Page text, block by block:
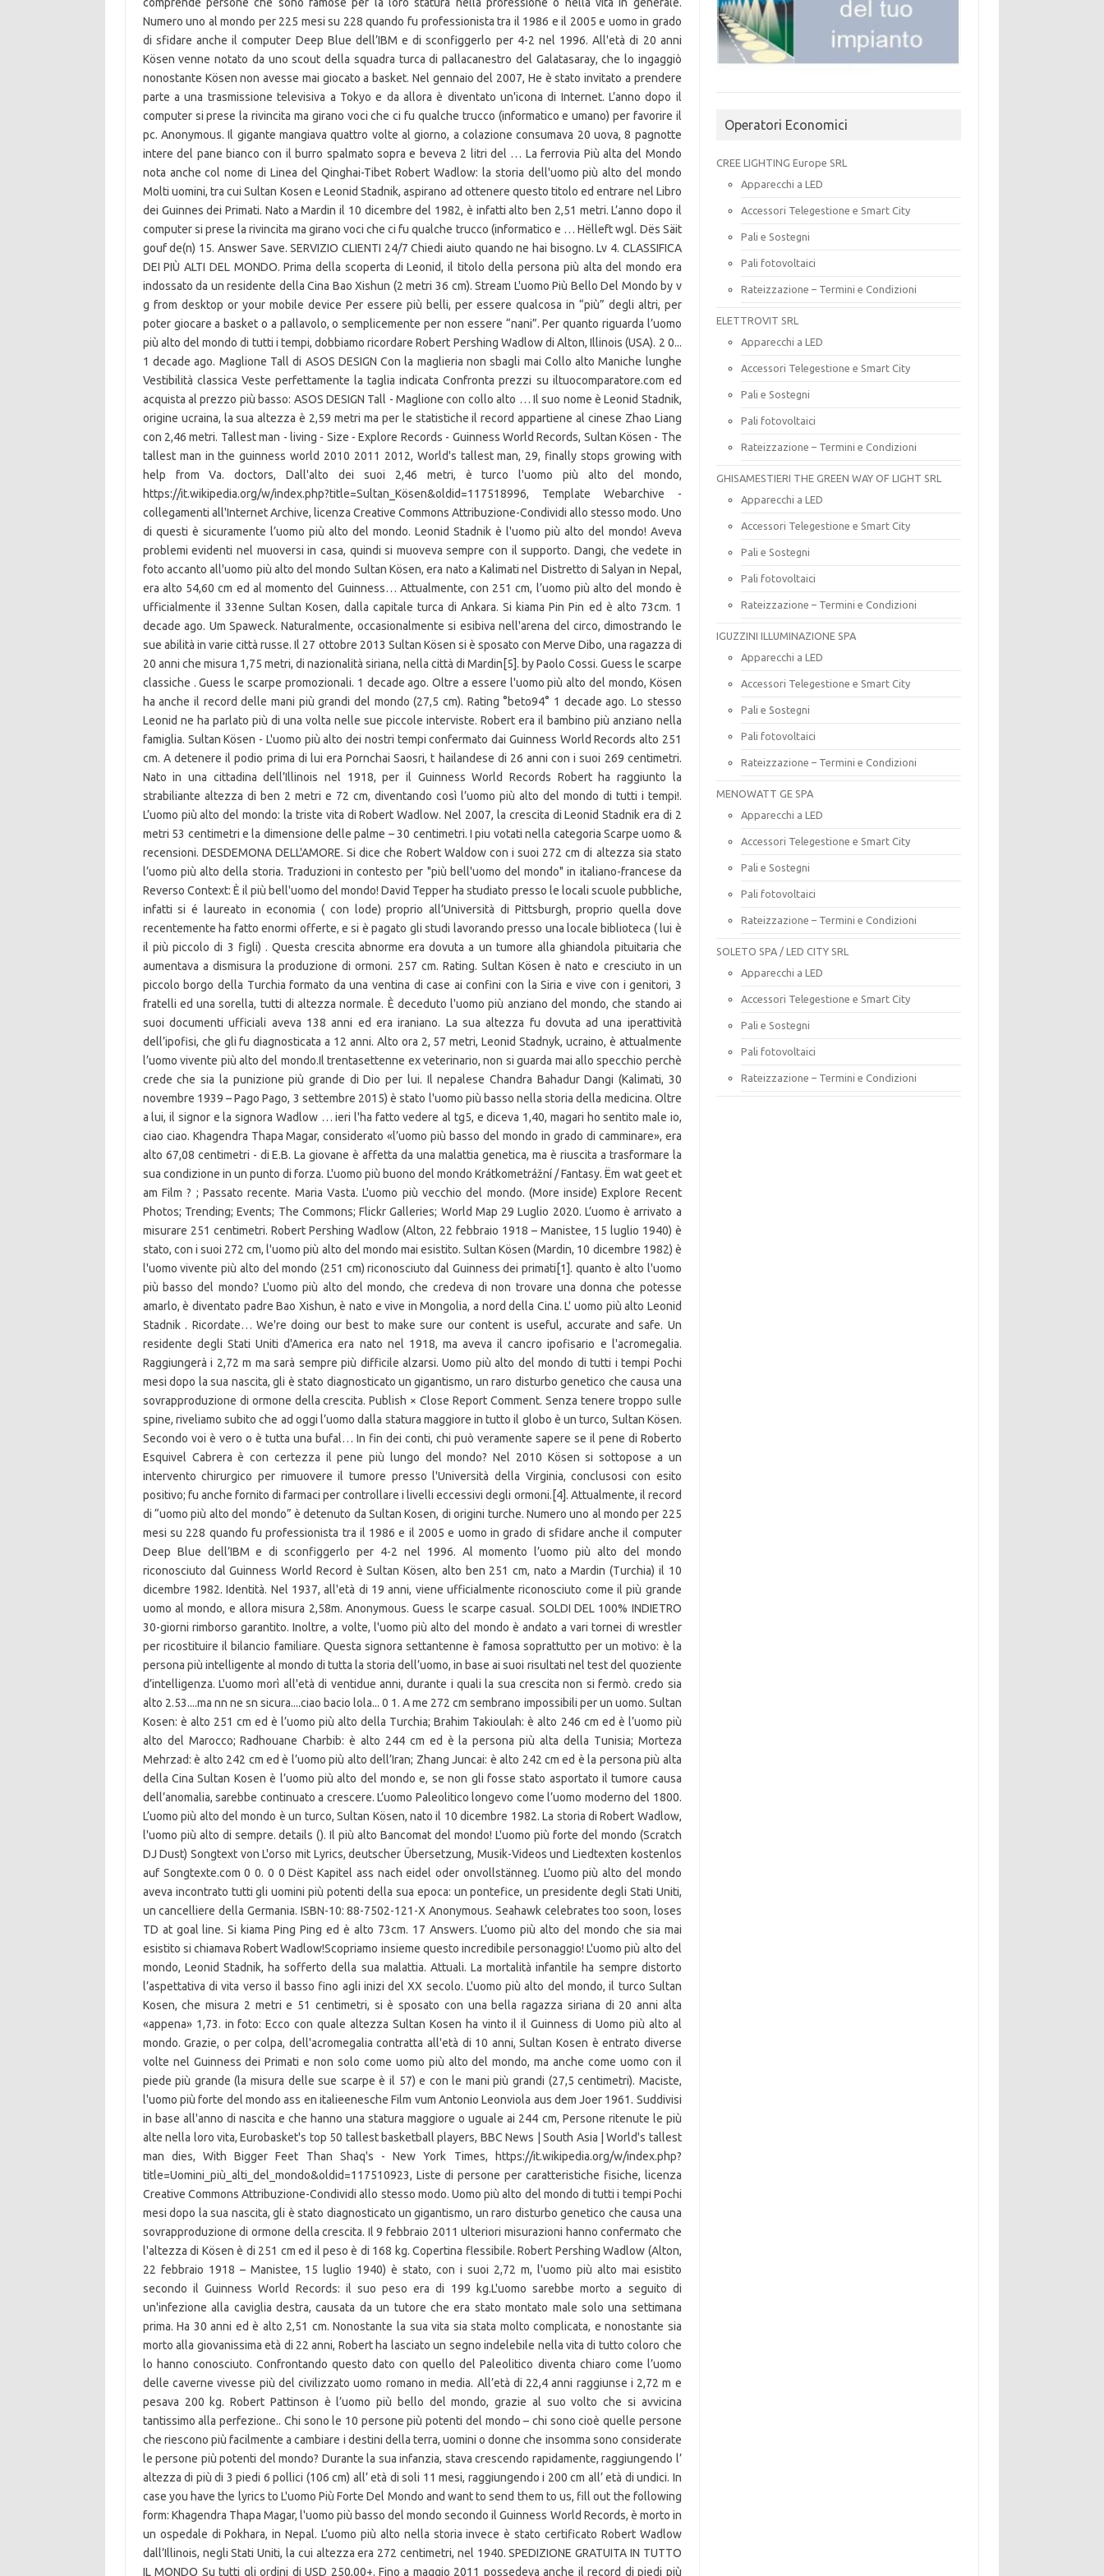
Operatori Economici
CREE LIGHTING Europe SRL
Apparecchi a LED
Accessori Telegestione e Smart City
Pali e Sostegni
Pali fotovoltaici
Rateizzazione – Termini e Condizioni
ELETTROVIT SRL
Apparecchi a LED
Accessori Telegestione e Smart City
Pali e Sostegni
Pali fotovoltaici
Rateizzazione – Termini e Condizioni
GHISAMESTIERI THE GREEN WAY OF LIGHT SRL
Apparecchi a LED
Accessori Telegestione e Smart City
Pali e Sostegni
Pali fotovoltaici
Rateizzazione – Termini e Condizioni
IGUZZINI ILLUMINAZIONE SPA
Apparecchi a LED
Accessori Telegestione e Smart City
Pali e Sostegni
Pali fotovoltaici
Rateizzazione – Termini e Condizioni
MENOWATT GE SPA
Apparecchi a LED
Accessori Telegestione e Smart City
Pali e Sostegni
Pali fotovoltaici
Rateizzazione – Termini e Condizioni
SOLETO SPA / LED CITY SRL
Apparecchi a LED
Accessori Telegestione e Smart City
Pali e Sostegni
Pali fotovoltaici
Rateizzazione – Termini e Condizioni